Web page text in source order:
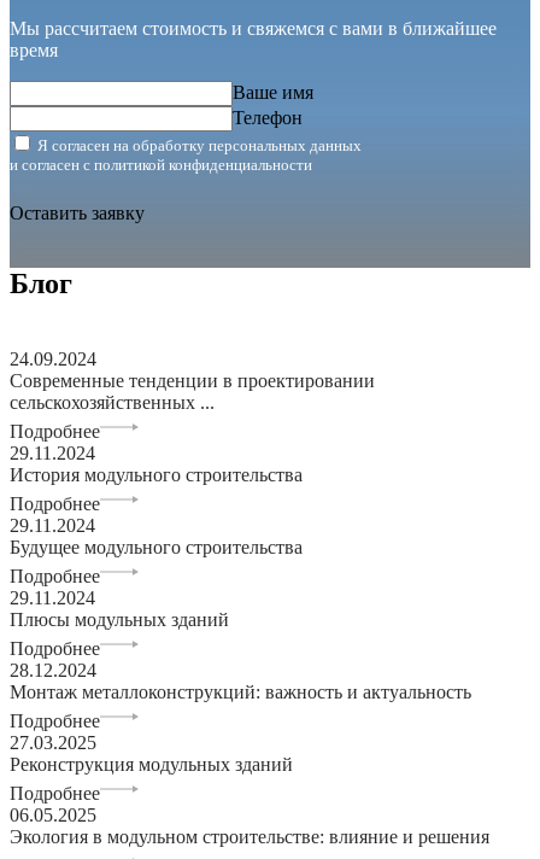
Мы рассчитаем стоимость и свяжемся с вами в ближайшее
время
Ваше имя
Телефон
Я согласен на обработку персональных данных
и согласен с политикой конфиденциальности
Оставить заявку
Блог
24.09.2024
Современные тенденции в проектировании
сельскохозяйственных ...
Подробнее
29.11.2024
История модульного строительства
Подробнее
29.11.2024
Будущее модульного строительства
Подробнее
29.11.2024
Плюсы модульных зданий
Подробнее
28.12.2024
Монтаж металлоконструкций: важность и актуальность
Подробнее
27.03.2025
Реконструкция модульных зданий
Подробнее
06.05.2025
Экология в модульном строительстве: влияние и решения